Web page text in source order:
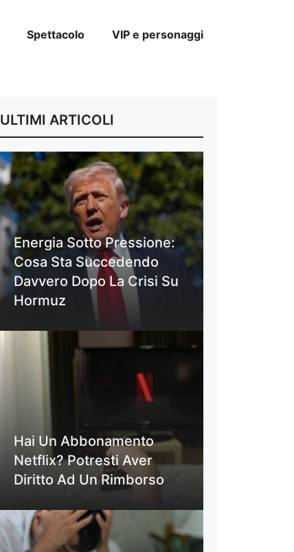
Spettacolo VIP e personaggi
ULTIMI ARTICOLI
Energia Sotto Pressione:
Cosa Sta Succedendo
Davvero Dopo La Crisi Su
Hormuz
Hai Un Abbonamento
Netflix? Potresti Aver
Diritto Ad Un Rimborso